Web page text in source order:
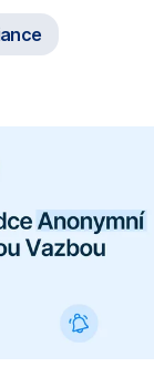
osobu a
bude
chránit